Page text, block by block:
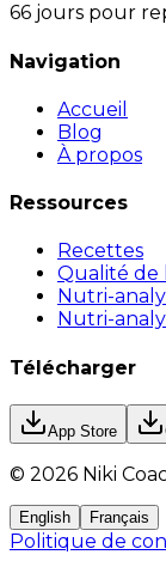
66 jours pour
Navigation
Accueil
Blog
À propos
Ressources
Recettes
Qualité de
Nutri-
Nutri-
Télécharger
App Store
© 2026 Niki
English Français
Politique de